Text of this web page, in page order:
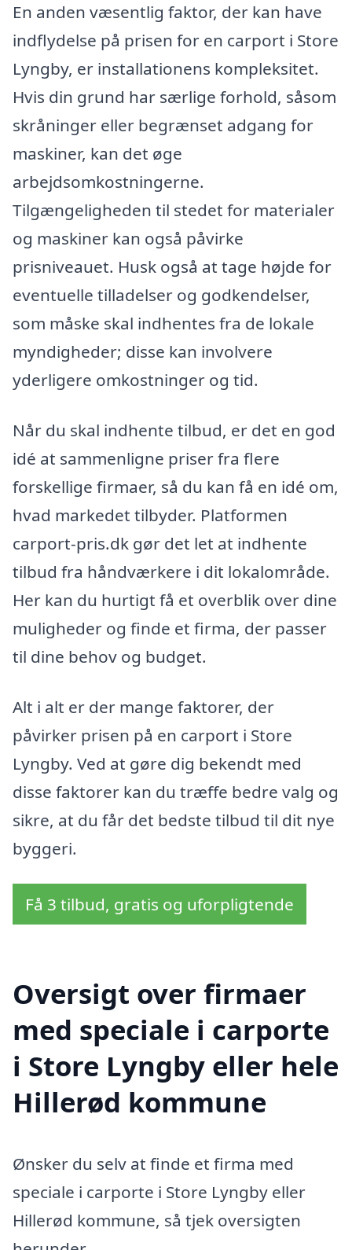
En anden væsentlig faktor, der kan have
indflydelse på prisen for en carport i Store
Lyngby, er installationens kompleksitet.
Hvis din grund har særlige forhold, såsom
skråninger eller begrænset adgang for
maskiner, kan det øge
arbejdsomkostningerne.
Tilgængeligheden til stedet for materialer
og maskiner kan også påvirke
prisniveauet. Husk også at tage højde for
eventuelle tilladelser og godkendelser,
som måske skal indhentes fra de lokale
myndigheder; disse kan involvere
yderligere omkostninger og tid.
Når du skal indhente tilbud, er det en god
idé at sammenligne priser fra flere
forskellige firmaer, så du kan få en idé om,
hvad markedet tilbyder. Platformen
carport-pris.dk gør det let at indhente
tilbud fra håndværkere i dit lokalområde.
Her kan du hurtigt få et overblik over dine
muligheder og finde et firma, der passer
til dine behov og budget.
Alt i alt er der mange faktorer, der
påvirker prisen på en carport i Store
Lyngby. Ved at gøre dig bekendt med
disse faktorer kan du træffe bedre valg og
sikre, at du får det bedste tilbud til dit nye
byggeri.
Få 3 tilbud, gratis og uforpligtende
Oversigt over firmaer
med speciale i carporte
i Store Lyngby eller hele
Hillerød kommune
Ønsker du selv at finde et firma med
speciale i carporte i Store Lyngby eller
Hillerød kommune, så tjek oversigten